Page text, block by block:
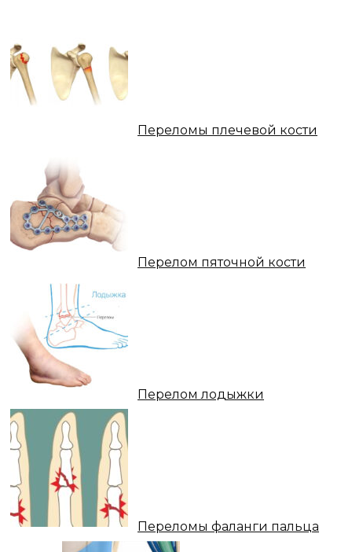
Переломы плечевой кости
Перелом пяточной кости
Перелом лодыжки
Переломы фаланги пальца